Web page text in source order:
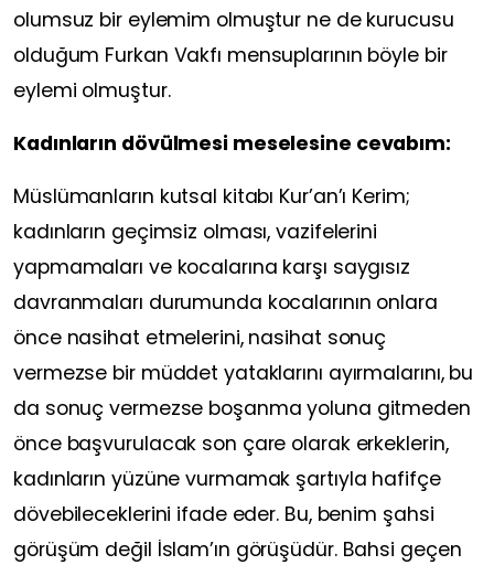
olumsuz bir eylemim olmuştur ne de kurucusu
olduğum Furkan Vakfı mensuplarının böyle bir
eylemi olmuştur.
Kadınların dövülmesi meselesine cevabım:
Müslümanların kutsal kitabı Kur’an’ı Kerim;
kadınların geçimsiz olması, vazifelerini
yapmamaları ve kocalarına karşı saygısız
davranmaları durumunda kocalarının onlara
önce nasihat etmelerini, nasihat sonuç
vermezse bir müddet yataklarını ayırmalarını, bu
da sonuç vermezse boşanma yoluna gitmeden
önce başvurulacak son çare olarak erkeklerin,
kadınların yüzüne vurmamak şartıyla hafifçe
dövebileceklerini ifade eder. Bu, benim şahsi
görüşüm değil İslam’ın görüşüdür. Bahsi geçen